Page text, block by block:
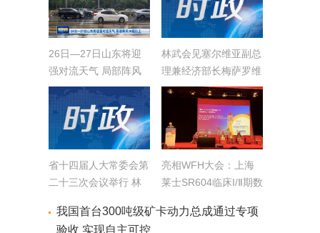
26日—27日山东将迎
强对流天气 局部阵风
10级以上
林武会见塞尔维亚副总
理兼经济部长梅萨罗维
奇
省十四届人大常委会第
二十三次会议举行 林
定任命夏凤俭为山东省
亮相WFH大会：上海
莱士SR604临床I/Ⅱ期数
预期
我国首台300吨级矿卡动力总成通过专项
验收 实现自主可控